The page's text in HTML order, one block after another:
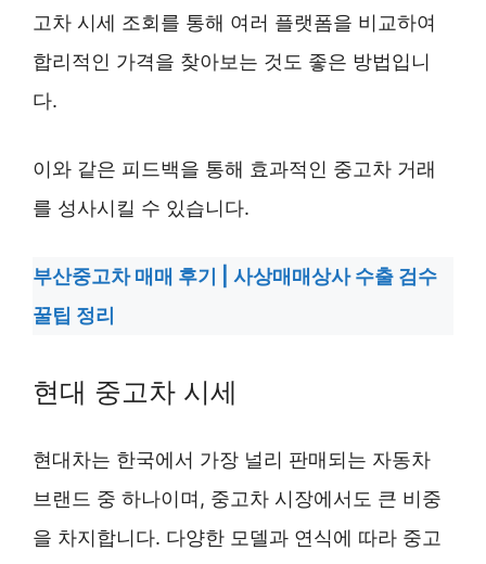
고차 시세 조회를 통해 여러 플랫폼을 비교하여
합리적인 가격을 찾아보는 것도 좋은 방법입니
다.
이와 같은 피드백을 통해 효과적인 중고차 거래
를 성사시킬 수 있습니다.
부산중고차 매매 후기 | 사상매매상사 수출 검수
꿀팁 정리
현대 중고차 시세
현대차는 한국에서 가장 널리 판매되는 자동차
브랜드 중 하나이며, 중고차 시장에서도 큰 비중
을 차지합니다. 다양한 모델과 연식에 따라 중고